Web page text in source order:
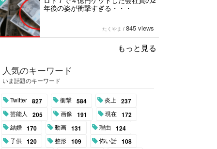
年後の姿が衝撃すぎる・・・
たくやま / 845 views
もっと見る
人気のキーワード
いま話題のキーワード
Twitter 827 衝撃 584 炎上 237
芸能人 205 画像 191 現在 172
結婚 170 動画 131 理由 124
子供 120 整形 109 怖い話 108